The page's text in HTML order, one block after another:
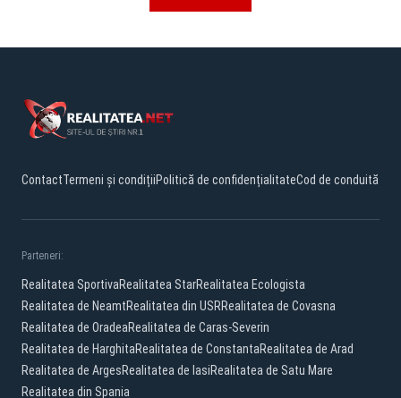
ContactTermeni și condițiiPolitică de confidențialitateCod de conduită
Parteneri:
Realitatea SportivaRealitatea StarRealitatea Ecologista
Realitatea de NeamtRealitatea din USRRealitatea de Covasna
Realitatea de OradeaRealitatea de Caras-Severin
Realitatea de HarghitaRealitatea de ConstantaRealitatea de Arad
Realitatea de ArgesRealitatea de IasiRealitatea de Satu Mare
Realitatea din Spania